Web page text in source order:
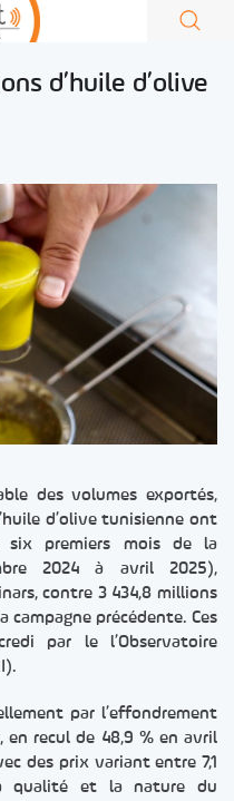
d’huile d’olive
des volumes exportés,
d’olive tunisienne ont
premiers mois de la
2024 à avril 2025),
contre 3 434,8 millions
campagne précédente. Ces
par le l’Observatoire
par l’effondrement
en recul de 48,9 % en avril
des prix variant entre 7,1
qualité et la nature du